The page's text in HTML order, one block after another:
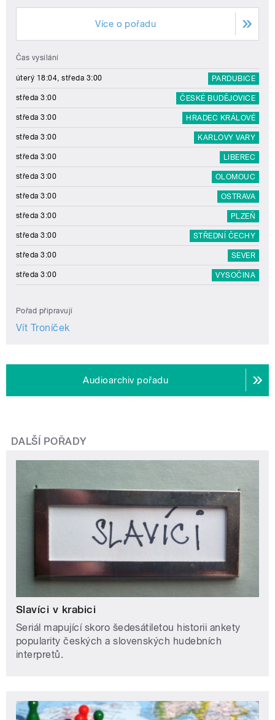
Více o pořadu
Čas vysílání
úterý 18:04, středa 3:00 PARDUBICE
středa 3:00 ČESKÉ BUDĚJOVICE
středa 3:00 HRADEC KRÁLOVÉ
středa 3:00 KARLOVY VARY
středa 3:00 LIBEREC
středa 3:00 OLOMOUC
středa 3:00 OSTRAVA
středa 3:00 PLZEŇ
středa 3:00 STŘEDNÍ ČECHY
středa 3:00 SEVER
středa 3:00 VYSOČINA
Pořad připravují
Vít Troníček
Audioarchiv pořadu
DALŠÍ POŘADY
Slavíci v krabici
Seriál mapující skoro šedesátiletou historii ankety
popularity českých a slovenských hudebních
interpretů.